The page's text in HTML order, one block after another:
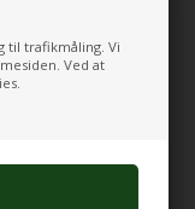
til trafikmåling. Vi
Ved at
med forskellige
med fokus på